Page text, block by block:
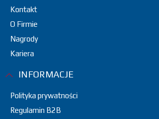
Kontakt
O Firmie
Nagrody
Kariera
INFORMACJE
Polityka prywatności
Regulamin B2B